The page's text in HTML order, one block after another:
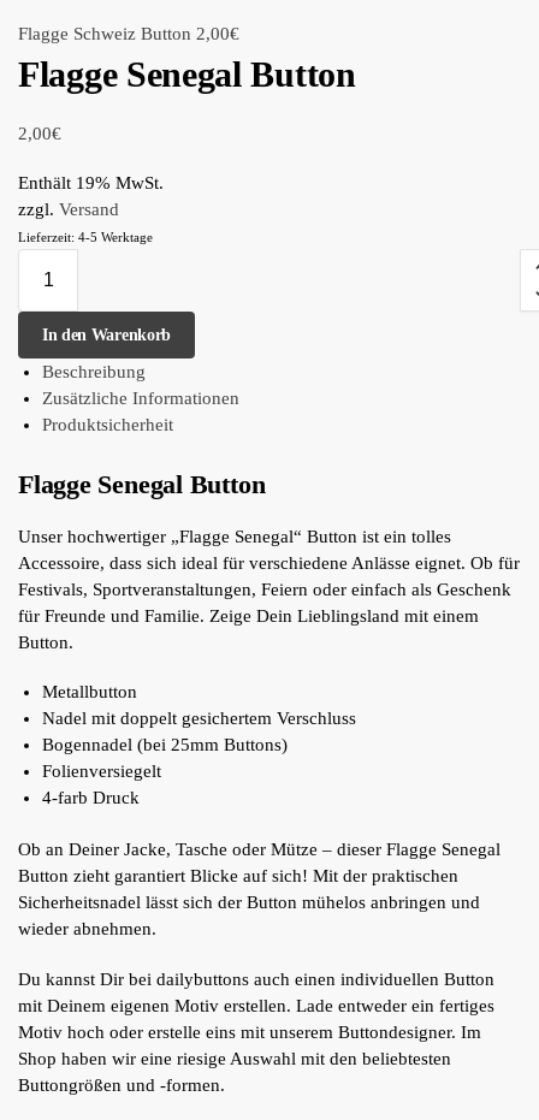
Flagge Schweiz Button 2,00€
Flagge Senegal Button
2,00€
Enthält 19% MwSt.
zzgl. Versand
Lieferzeit: 4-5 Werktage
In den Warenkorb
Beschreibung
Zusätzliche Informationen
Produktsicherheit
Flagge Senegal Button
Unser hochwertiger „Flagge Senegal“ Button ist ein tolles
Accessoire, dass sich ideal für verschiedene Anlässe eignet. Ob für
Festivals, Sportveranstaltungen, Feiern oder einfach als Geschenk
für Freunde und Familie. Zeige Dein Lieblingsland mit einem
Button.
Metallbutton
Nadel mit doppelt gesichertem Verschluss
Bogennadel (bei 25mm Buttons)
Folienversiegelt
4-farb Druck
Ob an Deiner Jacke, Tasche oder Mütze – dieser Flagge Senegal
Button zieht garantiert Blicke auf sich! Mit der praktischen
Sicherheitsnadel lässt sich der Button mühelos anbringen und
wieder abnehmen.
Du kannst Dir bei dailybuttons auch einen individuellen Button
mit Deinem eigenen Motiv erstellen. Lade entweder ein fertiges
Motiv hoch oder erstelle eins mit unserem Buttondesigner. Im
Shop haben wir eine riesige Auswahl mit den beliebtesten
Buttongrößen und -formen.